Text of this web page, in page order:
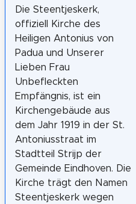
Die Steentjeskerk,
offiziell Kirche des
Heiligen Antonius von
Padua und Unserer
Lieben Frau
Unbefleckten
Empfängnis, ist ein
Kirchengebäude aus
dem Jahr 1919 in der St.
Antoniusstraat im
Stadtteil Strijp der
Gemeinde Eindhoven. Die
Kirche trägt den Namen
Steentjeskerk wegen